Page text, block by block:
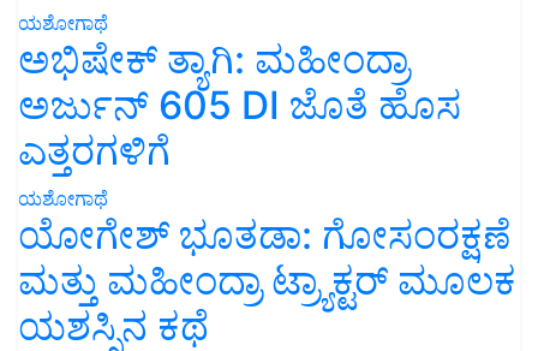
ಯಶೋಗಾಥೆ
ಅಭಿಷೇಕ್ ತ್ಯಾಗಿ: ಮಹೀಂದ್ರಾ
ಅರ್ಜುನ್ 605 DI ಜೊತೆ ಹೊಸ
ಎತ್ತರಗಳಿಗೆ
ಯಶೋಗಾಥೆ
ಯೋಗೇಶ್ ಭೂತಡಾ: ಗೋಸಂರಕ್ಷಣೆ
ಮತ್ತು ಮಹೀಂದ್ರಾ ಟ್ರ್ಯಾಕ್ಟರ್ ಮೂಲಕ
ಯಶಸ್ಸಿನ ಕಥೆ